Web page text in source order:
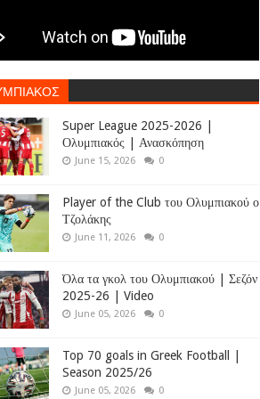
Super League 2025-2026 |
Ολυμπιακός | Ανασκόπηση
June 15, 2026 0
Player of the Club του Ολυμπιακού ο
Τζολάκης
June 11, 2026 0
Όλα τα γκολ του Ολυμπιακού | Σεζόν
2025-26 | Video
June 05, 2026 0
Top 70 goals in Greek Football |
Season 2025/26
June 05, 2026 0